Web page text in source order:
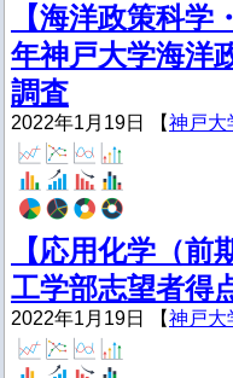
【海洋政策科学
年神戸大学海洋
調査
2022年1月19日 【神戸大
【応用化学（前
工学部志望者得
2022年1月19日 【神戸大